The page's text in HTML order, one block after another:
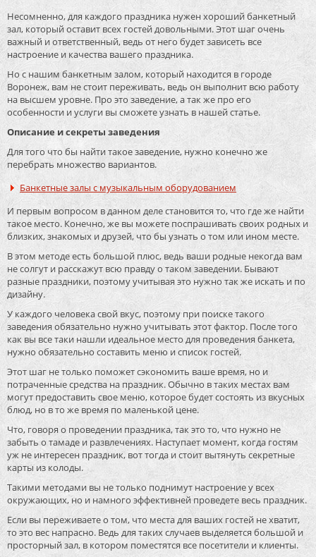
Несомненно, для каждого праздника нужен хороший банкетный
зал, который оставит всех гостей довольными. Этот шаг очень
важный и ответственный, ведь от него будет зависеть все
настроение и качества вашего праздника.
Но с нашим банкетным залом, который находится в городе
Воронеж, вам не стоит переживать, ведь он выполнит всю работу
на высшем уровне. Про это заведение, а так же про его
особенности и услуги вы сможете узнать в нашей статье.
Описание и секреты заведения
Для того что бы найти такое заведение, нужно конечно же
перебрать множество вариантов.
Банкетные залы с музыкальным оборудованием
И первым вопросом в данном деле становится то, что где же найти
такое место. Конечно, же вы можете поспрашивать своих родных и
близких, знакомых и друзей, что бы узнать о том или ином месте.
В этом методе есть большой плюс, ведь ваши родные некогда вам
не солгут и расскажут всю правду о таком заведении. Бывают
разные праздники, поэтому учитывая это нужно так же искать и по
дизайну.
У каждого человека свой вкус, поэтому при поиске такого
заведения обязательно нужно учитывать этот фактор. После того
как вы все таки нашли идеальное место для проведения банкета,
нужно обязательно составить меню и список гостей.
Этот шаг не только поможет сэкономить ваше время, но и
потраченные средства на праздник. Обычно в таких местах вам
могут предоставить свое меню, которое будет состоять из вкусных
блюд, но в то же время по маленькой цене.
Что, говоря о проведении праздника, так это то, что нужно не
забыть о тамаде и развлечениях. Наступает момент, когда гостям
уж не интересен праздник, вот тогда и стоит вытянуть секретные
карты из колоды.
Такими методами вы не только поднимут настроение у всех
окружающих, но и намного эффективней проведете весь праздник.
Если вы переживаете о том, что места для ваших гостей не хватит,
то это вес напрасно. Ведь для таких случаев выделяется большой и
просторный зал, в котором поместятся все посетители и клиенты.